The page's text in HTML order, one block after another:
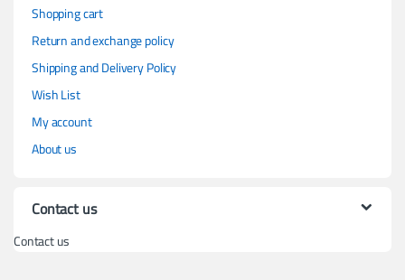
Shopping cart
Return and exchange policy
Shipping and Delivery Policy
Wish List
My account
About us
Contact us
Contact us